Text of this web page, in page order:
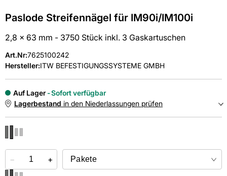
Paslode Streifennägel für IM90i/IM100i
2,8 x 63 mm - 3750 Stück inkl. 3 Gaskartuschen
Art.Nr:7625100242
Hersteller:ITW BEFESTIGUNGSSYSTEME GMBH
Auf Lager
Sofort verfügbar
Lagerbestand in den Niederlassungen prüfen
Online kaufen &kostenlos
− +